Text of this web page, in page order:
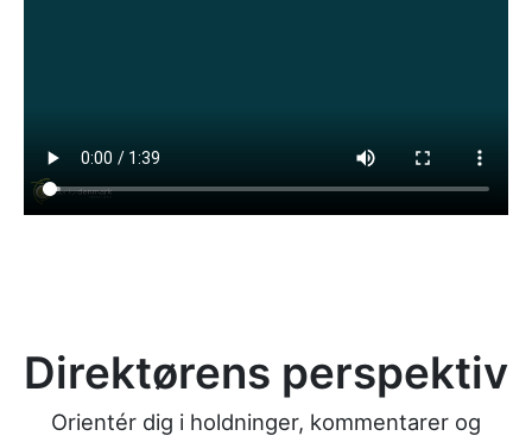
Direktørens perspektiv
Orientér dig i holdninger, kommentarer og